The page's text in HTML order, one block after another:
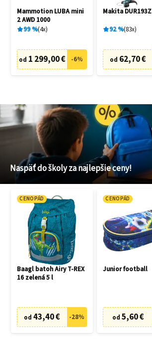
Mammotion LUBA mini
2 AWD 1000
99% 4x
od 1 299,00 € -6%
Makita DUR193Z
92% 83x
od 62,70 €
Naspäť do školy za najlepšie ceny!
CENOPÁD
Baagl batoh Airy T-REX
16 zelená 5 l
od 43,40 € -28%
CENOPÁD
Junior football
od 5,60 €